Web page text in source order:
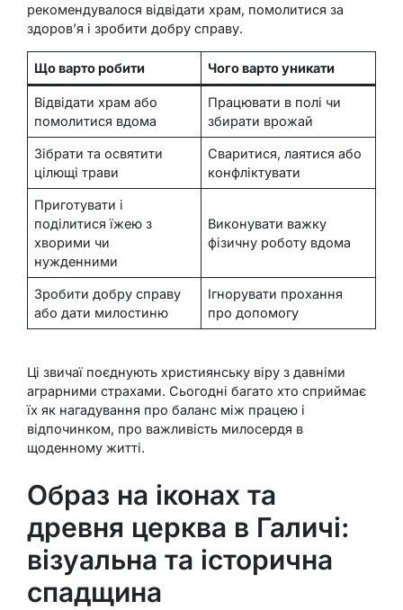
рекомендувалося відвідати храм, помолитися за
здоров’я і зробити добру справу.
Що варто робити Чого варто уникати
Відвідати храм або
помолитися вдома
Працювати в полі чи
збирати врожай
Зібрати та освятити
цілющі трави
Сваритися, лаятися або
конфліктувати
Приготувати і
поділитися їжею з
хворими чи
нужденними
Виконувати важку
фізичну роботу вдома
Зробити добру справу
або дати милостиню
Ігнорувати прохання
про допомогу
Ці звичаї поєднують християнську віру з давніми
аграрними страхами. Сьогодні багато хто сприймає
їх як нагадування про баланс між працею і
відпочинком, про важливість милосердя в
щоденному житті.
Образ на іконах та
древня церква в Галичі:
візуальна та історична
спадщина